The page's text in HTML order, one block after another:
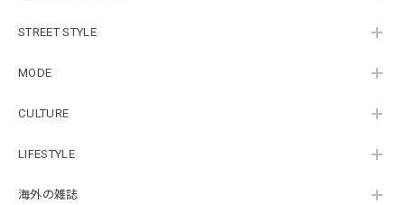
STREET STYLE
MODE
CULTURE
LIFESTYLE
海外の雑誌